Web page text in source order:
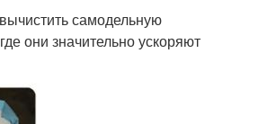
самодельную
они значительно ускоряют